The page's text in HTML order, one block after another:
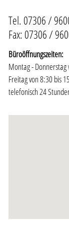
Tel. 07306 /
Fax: 07306 /
Büroöffnungszeiten:
Montag -
Freitag von 8:30 bis
telefonisch 24